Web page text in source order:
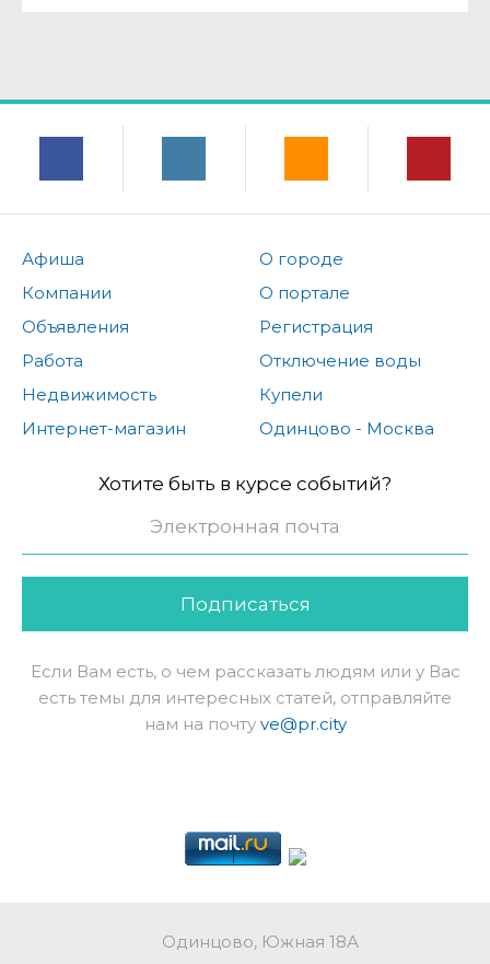
Афиша
Компании
Объявления
Работа
Недвижимость
Интернет-магазин
О городе
О портале
Регистрация
Отключение воды
Купели
Одинцово - Москва
Хотите быть в курсе событий?
Подписаться
Если Вам есть, о чем рассказать людям или у Вас
есть темы для интересных статей, отправляйте
нам на почту ve@pr.city
Одинцово, Южная 18А